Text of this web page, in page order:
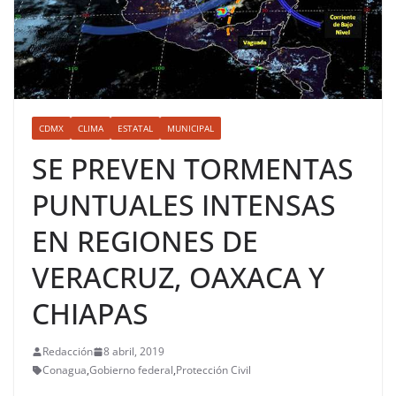
CDMX CLIMA ESTATAL MUNICIPAL
SE PREVEN TORMENTAS
PUNTUALES INTENSAS
EN REGIONES DE
VERACRUZ, OAXACA Y
CHIAPAS
Redacción
8 abril, 2019
Conagua,Gobierno federal,Protección Civil